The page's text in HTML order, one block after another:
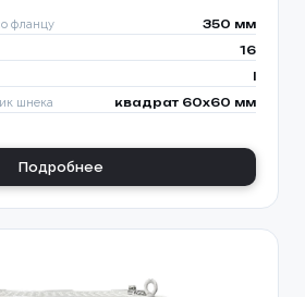
фланцу 350 мм
16
шнека квадрат 60х60 мм
Подробнее